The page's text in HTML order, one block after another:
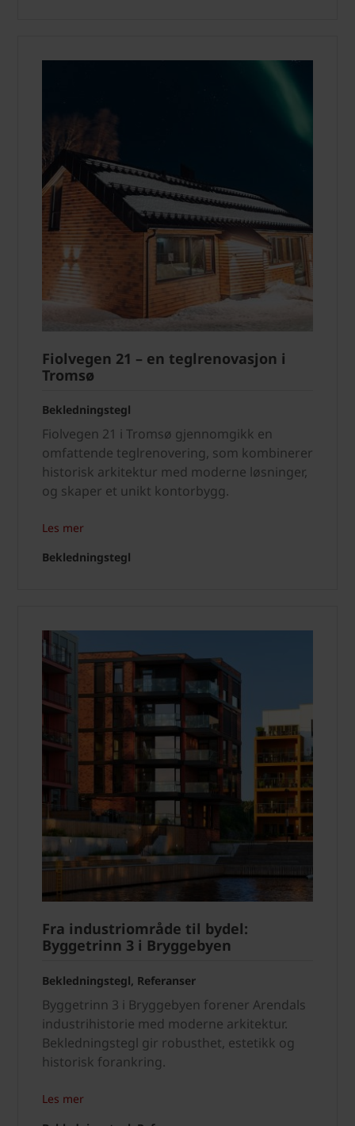
Fiolvegen 21 – en teglrenovasjon i
Tromsø
Bekledningstegl
Fiolvegen 21 i Tromsø gjennomgikk en
omfattende teglrenovering, som kombinerer
historisk arkitektur med moderne løsninger,
og skaper et unikt kontorbygg.
Les mer
Bekledningstegl
Fra industriområde til bydel:
Byggetrinn 3 i Bryggebyen
Bekledningstegl, Referanser
Byggetrinn 3 i Bryggebyen forener Arendals
industrihistorie med moderne arkitektur.
Bekledningstegl gir robusthet, estetikk og
historisk forankring.
Les mer